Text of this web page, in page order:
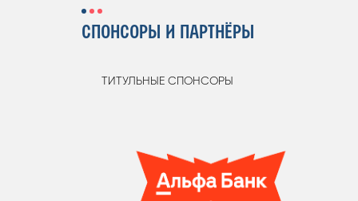
СПОНСОРЫ И ПАРТНЁРЫ
ТИТУЛЬНЫЕ СПОНСОРЫ